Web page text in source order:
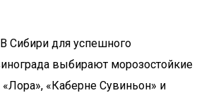
Сибири для успешного
выбирают морозостойкие
«Лора», «Каберне Сувиньон» и